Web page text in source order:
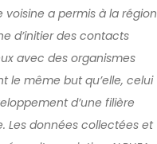
voisine a permis à la région
d’initier des contacts
avec des organismes
le même but qu’elle, celui
d’une filière
Les données collectées et